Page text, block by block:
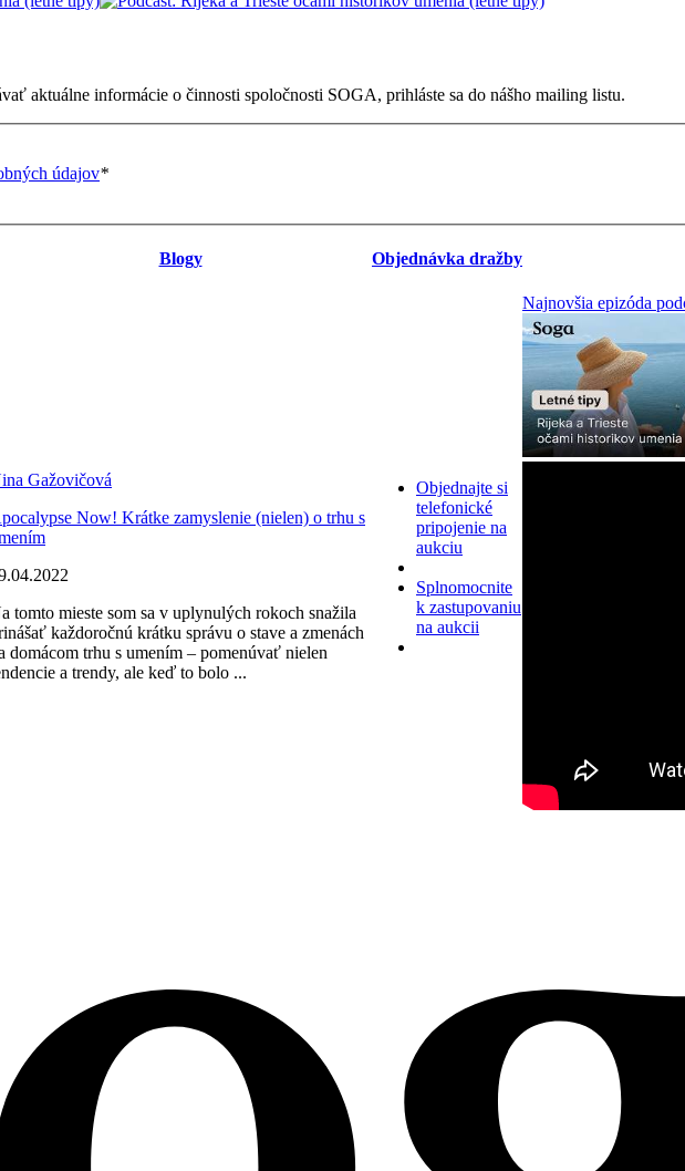
aktuálne informácie o činnosti spoločnosti SOGA, prihláste sa do nášho mailing listu.
údajov*
Blogy Objednávka dražby
Gažovičová
Now! Krátke zamyslenie (nielen) o trhu s
tomto mieste som sa v uplynulých rokoch snažila
každoročnú krátku správu o stave a zmenách
domácom trhu s umením – pomenúvať nielen
a trendy, ale keď to bolo ...
Objednajte si
telefonické
pripojenie na
aukciu
Splnomocnite
k zastupovaniu
na aukcii
Najnovšia epizóda